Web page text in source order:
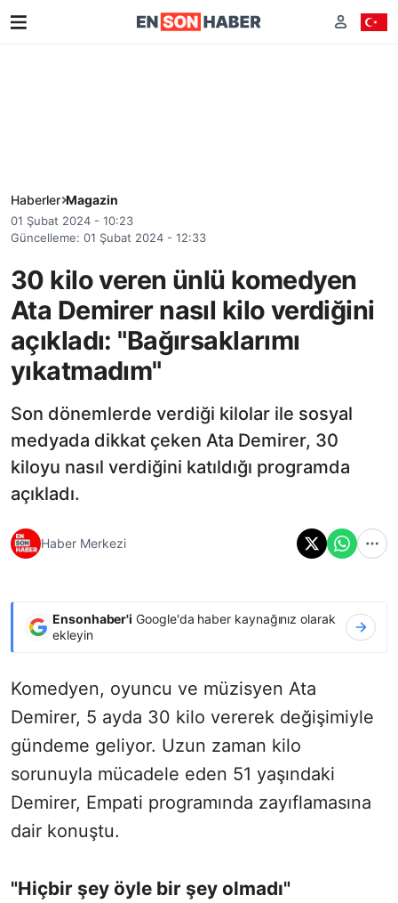
Haberler Magazin
01 Şubat 2024 - 10:23
Güncelleme: 01 Şubat 2024 - 12:33
30 kilo veren ünlü komedyen
Ata Demirer nasıl kilo verdiğini
açıkladı: "Bağırsaklarımı
yıkatmadım"
Son dönemlerde verdiği kilolar ile sosyal
medyada dikkat çeken Ata Demirer, 30
kiloyu nasıl verdiğini katıldığı programda
açıkladı.
Haber Merkezi
Ensonhaber'i Google'da haber kaynağınız olarak
ekleyin
Komedyen, oyuncu ve müzisyen Ata
Demirer, 5 ayda 30 kilo vererek değişimiyle
gündeme geliyor. Uzun zaman kilo
sorunuyla mücadele eden 51 yaşındaki
Demirer, Empati programında zayıflamasına
dair konuştu.
"Hiçbir şey öyle bir şey olmadı"